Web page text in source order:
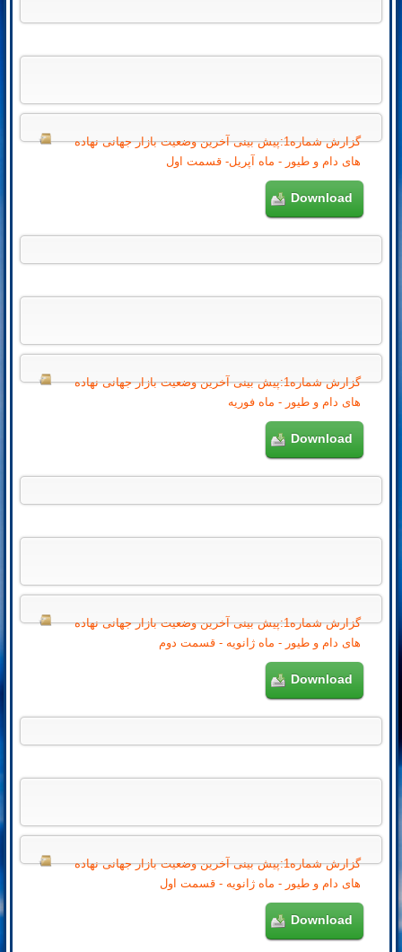
گزارش شماره1:پیش بینی آخرین وضعیت بازار جهانی نهاده
های دام و طیور - ماه آپریل- قسمت اول
Download
گزارش شماره1:پیش بینی آخرین وضعیت بازار جهانی نهاده
های دام و طیور - ماه فوریه
Download
گزارش شماره1:پیش بینی آخرین وضعیت بازار جهانی نهاده
های دام و طیور - ماه ژانویه - قسمت دوم
Download
گزارش شماره1:پیش بینی آخرین وضعیت بازار جهانی نهاده
های دام و طیور - ماه ژانویه - قسمت اول
Download